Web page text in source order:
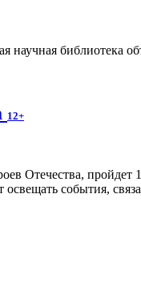
научная библиотека
12+
Отечества, пройдет
освещать события,